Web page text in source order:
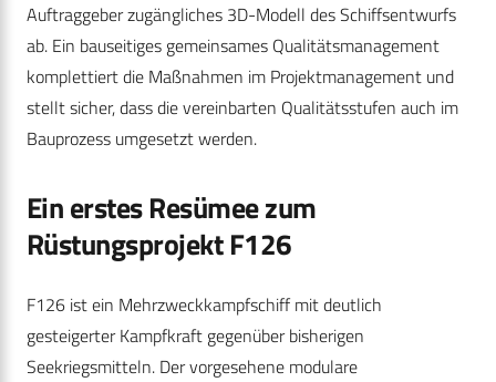
Auftraggeber zugängliches 3D-Modell des Schiffsentwurfs
ab. Ein bauseitiges gemeinsames Qualitätsmanagement
komplettiert die Maßnahmen im Projektmanagement und
stellt sicher, dass die vereinbarten Qualitätsstufen auch im
Bauprozess umgesetzt werden.
Ein erstes Resümee zum
Rüstungsprojekt F126
F126 ist ein Mehrzweckkampfschiff mit deutlich
gesteigerter Kampfkraft gegenüber bisherigen
Seekriegsmitteln. Der vorgesehene modulare